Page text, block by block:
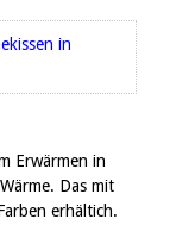
Erwärmen in
Das mit
erhältich.